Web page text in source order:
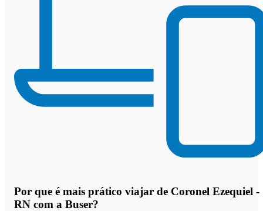
Por que é mais prático viajar de Coronel Ezequiel -
RN com a Buser?